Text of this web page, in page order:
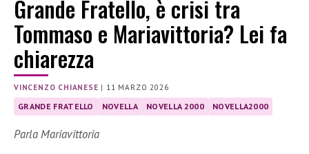
Grande Fratello, è crisi tra
Tommaso e Mariavittoria? Lei fa
chiarezza
VINCENZO CHIANESE | 11 MARZO 2026
GRANDE FRATELLO NOVELLA NOVELLA 2000 NOVELLA2000
Parla Mariavittoria